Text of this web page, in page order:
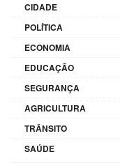
CIDADE
POLÍTICA
ECONOMIA
EDUCAÇÃO
SEGURANÇA
AGRICULTURA
TRÂNSITO
SAÚDE